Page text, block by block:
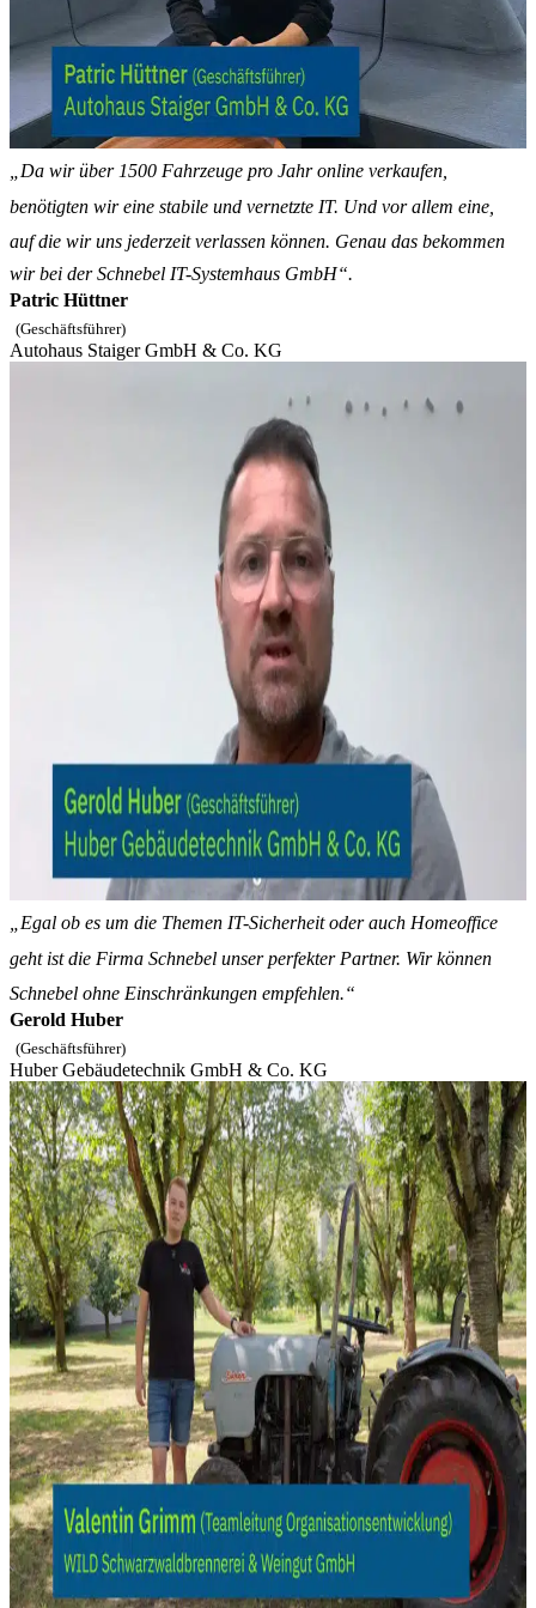
„Da wir über 1500 Fahrzeuge pro Jahr online verkaufen,
benötigten wir eine stabile und vernetzte IT. Und vor allem eine,
auf die wir uns jederzeit verlassen können. Genau das bekommen
wir bei der Schnebel IT-Systemhaus GmbH“.
Patric Hüttner
(Geschäftsführer)
Autohaus Staiger GmbH & Co. KG
„Egal ob es um die Themen IT-Sicherheit oder auch Homeoffice
geht ist die Firma Schnebel unser perfekter Partner. Wir können
Schnebel ohne Einschränkungen empfehlen.“
Gerold Huber
(Geschäftsführer)
Huber Gebäudetechnik GmbH & Co. KG